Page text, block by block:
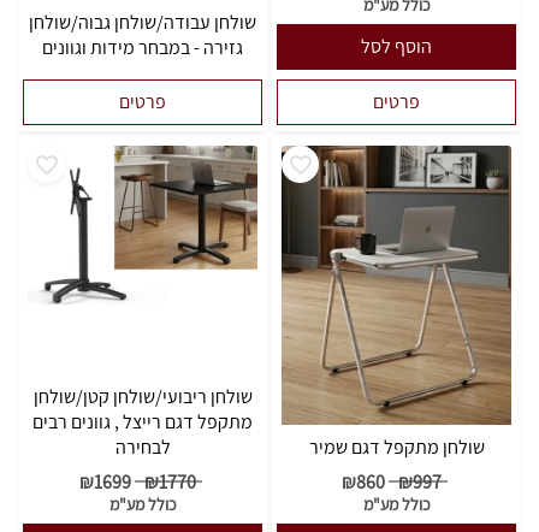
כולל מע"מ
הוסף לסל
פרטים
שולחן עבודה/שולחן גבוה/שולחן
גזירה - במבחר מידות וגוונים
פרטים
שולחן מתקפל דגם שמיר
₪997
₪860
כולל מע"מ
שולחן ריבועי/שולחן קטן/שולחן
מתקפל דגם רייצל , גוונים רבים
לבחירה
₪1770
₪1699
כולל מע"מ